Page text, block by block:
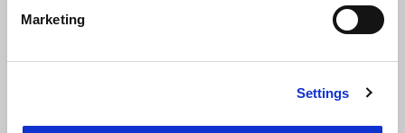
Marketing
Settings
Descopera ce o face unica